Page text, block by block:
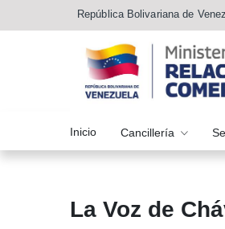
República Bolivariana de
Inicio Cancillería
La Voz de